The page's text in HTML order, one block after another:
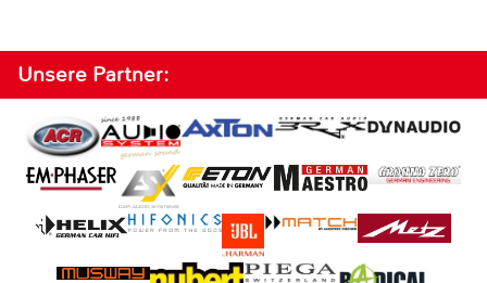
Unsere Partner: